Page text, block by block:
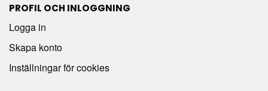
PROFIL OCH INLOGGNING
Logga in
Skapa konto
Inställningar för cookies